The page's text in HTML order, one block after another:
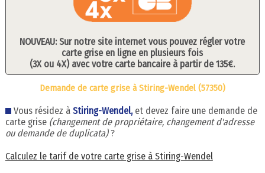
NOUVEAU: Sur notre site internet vous pouvez régler votre
carte grise en ligne en plusieurs fois
(3X ou 4X) avec votre carte bancaire à partir de 135€.
Demande de carte grise à Stiring-Wendel (57350)
Vous résidez à Stiring-Wendel, et devez faire une demande de
carte grise (changement de propriétaire, changement d'adresse
ou demande de duplicata)?
Calculez le tarif de votre carte grise à Stiring-Wendel